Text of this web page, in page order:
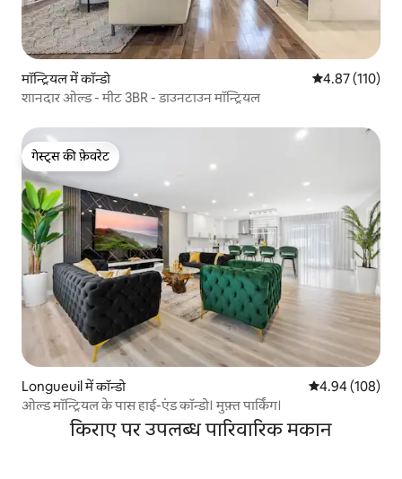
मॉन्ट्रियल में कॉन्डो औसत रेटिंग 5 में से
4.87 (110)
शानदार ओल्ड - मीट 3BR - डाउनटाउन मॉन्ट्रियल
गेस्ट्स की फ़ेवरेट
गेस्ट्स की फ़ेवरेट
Longueuil में कॉन्डो औसत रेटिंग 5 में से
4.94 (108)
ओल्ड मॉन्ट्रियल के पास हाई-एंड कॉन्डो। मुफ़्त पार्किंग।
किराए पर उपलब्ध पारिवारिक मकान